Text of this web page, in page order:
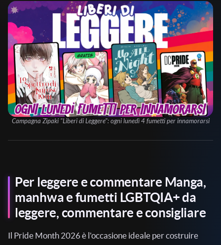
Campagna Zipaki "Liberi di Leggere": ogni lunedì 4 fumetti per innamorarsi
Per leggere e commentare Manga,
manhwa e fumetti LGBTQIA+ da
leggere, commentare e consigliare
Il Pride Month 2026 è l'occasione ideale per costruire